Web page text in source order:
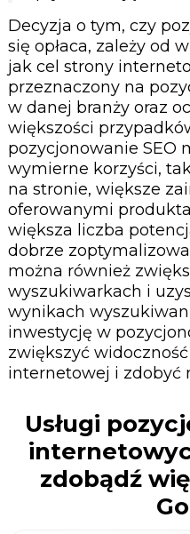
Decyzja o tym, czy
się opłaca, zależy od
jak cel strony
przeznaczony na
w danej branży oraz
większości
pozycjonowanie SEO
wymierne korzyści,
na stronie, większe
oferowanymi
większa liczba
dobrze
można również
wyszukiwarkach i
wynikach
inwestycję w
zwiększyć
internetowej i zdobyć
Usługi
zdobądź